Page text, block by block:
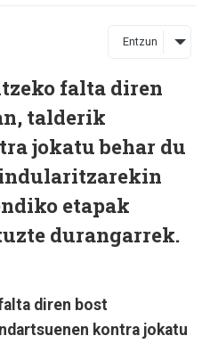
Entzun
falta diren
talderik
jokatu behar du
etapak
durangarrek.
diren bost
kontra jokatu